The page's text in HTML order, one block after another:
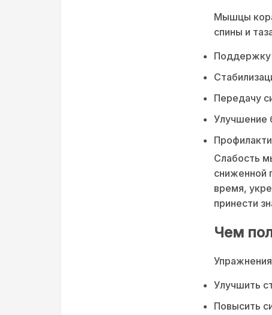
Мышцы
спины и
Поддержку
Передачу
Улучшение
Слабость
сниженной
время,
принести
Чем
Улучшить
Повысить